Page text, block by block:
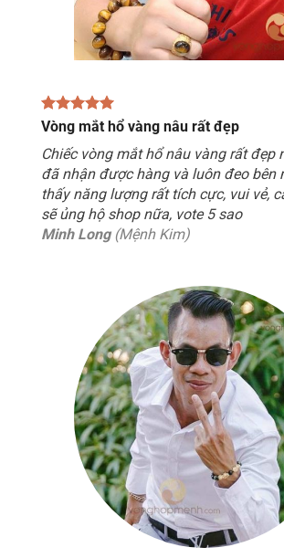
Vòng mắt hổ vàng nâu rất đẹp
Chiếc vòng mắt hổ nâu vàng rất đẹp
đã nhận được hàng và luôn đeo bên
thấy năng lượng rất tích cực, vui vẻ,
sẽ ủng hộ shop nữa, vote 5 sao
Minh Long (Mệnh Kim)